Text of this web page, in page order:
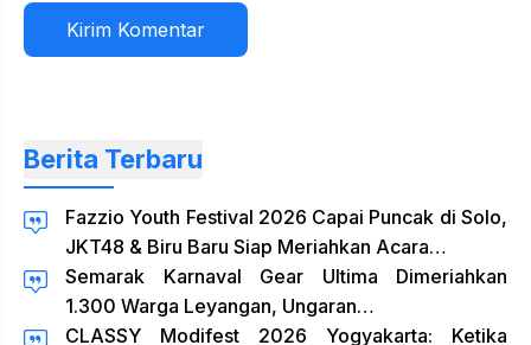
Situs
web
Berita Terbaru
Fazzio Youth Festival 2026 Capai Puncak di Solo,
JKT48 & Biru Baru Siap Meriahkan Acara…
Semarak Karnaval Gear Ultima Dimeriahkan
1.300 Warga Leyangan, Ungaran…
CLASSY Modifest 2026 Yogyakarta: Ketika